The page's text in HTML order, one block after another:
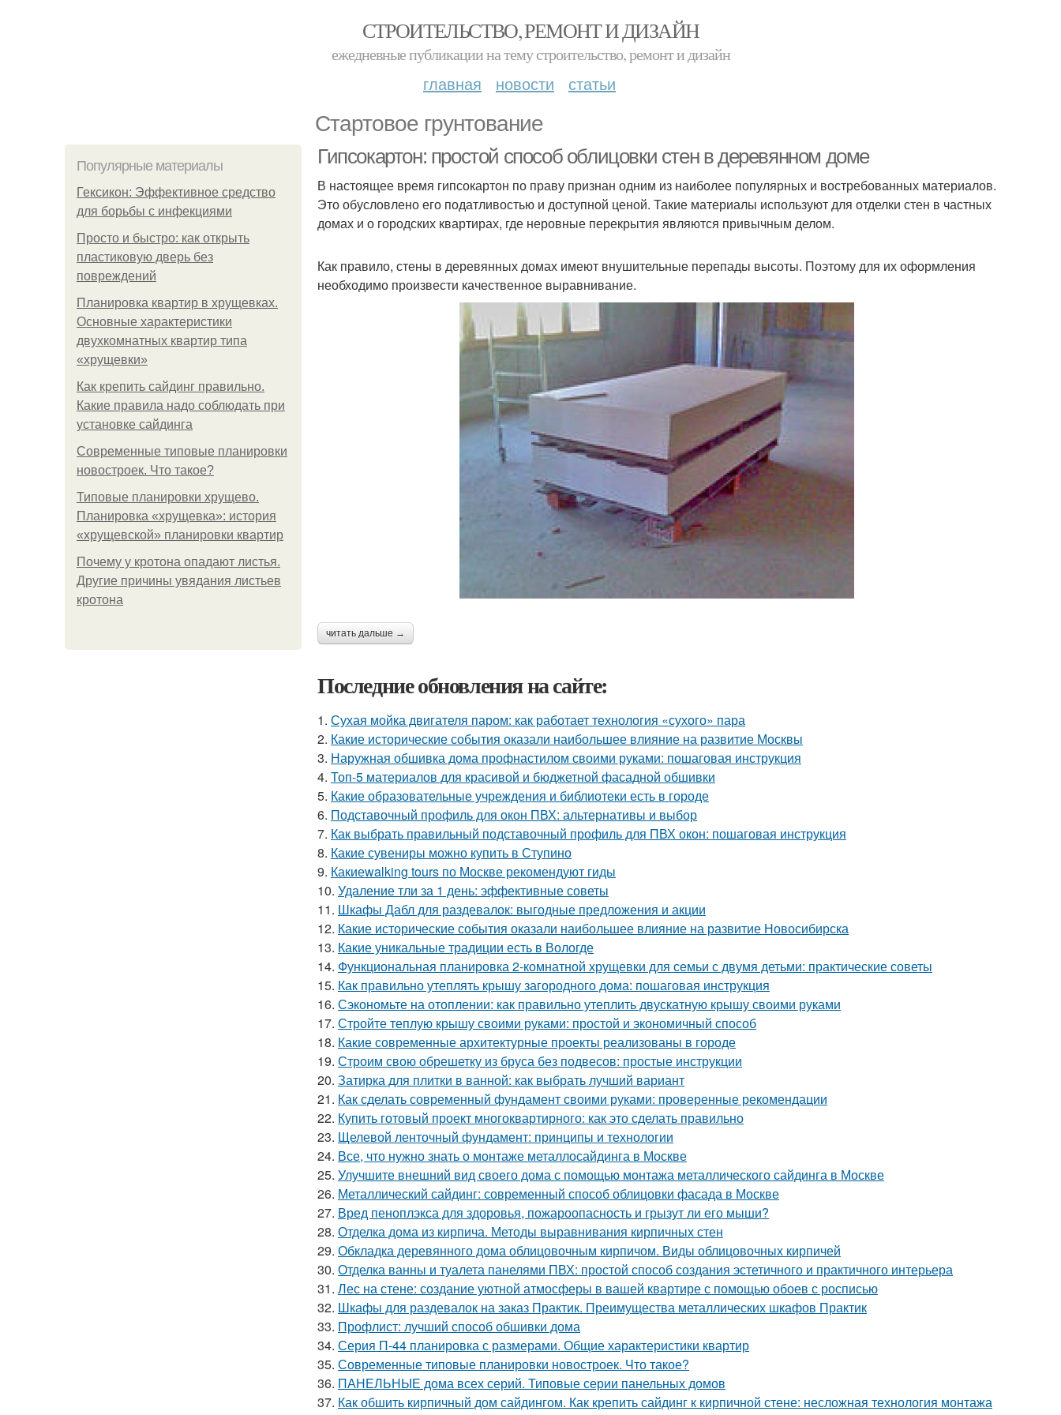
СТРОИТЕЛЬСТВО, РЕМОНТ И ДИЗАЙН
ежедневные публикации на тему строительство, ремонт и дизайн
главная новости статьи
Стартовое грунтование
Популярные материалы
Гексикон: Эффективное средство
для борьбы с инфекциями
Просто и быстро: как открыть
пластиковую дверь без
повреждений
Планировка квартир в хрущевках.
Основные характеристики
двухкомнатных квартир типа
«хрущевки»
Как крепить сайдинг правильно.
Какие правила надо соблюдать при
установке сайдинга
Современные типовые планировки
новостроек. Что такое?
Типовые планировки хрущево.
Планировка «хрущевка»: история
«хрущевской» планировки квартир
Почему у кротона опадают листья.
Другие причины увядания листьев
кротона
Гипсокартон: простой способ облицовки стен в деревянном доме
В настоящее время гипсокартон по праву признан одним из наиболее популярных и востребованных материалов.
Это обусловлено его податливостью и доступной ценой. Такие материалы используют для отделки стен в частных
домах и о городских квартирах, где неровные перекрытия являются привычным делом.
Как правило, стены в деревянных домах имеют внушительные перепады высоты. Поэтому для их оформления
необходимо произвести качественное выравнивание.
читать дальше →
Последние обновления на сайте:
1. Сухая мойка двигателя паром: как работает технология «сухого» пара
2. Какие исторические события оказали наибольшее влияние на развитие Москвы
3. Наружная обшивка дома профнастилом своими руками: пошаговая инструкция
4. Топ-5 материалов для красивой и бюджетной фасадной обшивки
5. Какие образовательные учреждения и библиотеки есть в городе
6. Подставочный профиль для окон ПВХ: альтернативы и выбор
7. Как выбрать правильный подставочный профиль для ПВХ окон: пошаговая инструкция
8. Какие сувениры можно купить в Ступино
9. Какиеwalking tours по Москве рекомендуют гиды
10. Удаление тли за 1 день: эффективные советы
11. Шкафы Дабл для раздевалок: выгодные предложения и акции
12. Какие исторические события оказали наибольшее влияние на развитие Новосибирска
13. Какие уникальные традиции есть в Вологде
14. Функциональная планировка 2-комнатной хрущевки для семьи с двумя детьми: практические советы
15. Как правильно утеплять крышу загородного дома: пошаговая инструкция
16. Сэкономьте на отоплении: как правильно утеплить двускатную крышу своими руками
17. Стройте теплую крышу своими руками: простой и экономичный способ
18. Какие современные архитектурные проекты реализованы в городе
19. Строим свою обрешетку из бруса без подвесов: простые инструкции
20. Затирка для плитки в ванной: как выбрать лучший вариант
21. Как сделать современный фундамент своими руками: проверенные рекомендации
22. Купить готовый проект многоквартирного: как это сделать правильно
23. Щелевой ленточный фундамент: принципы и технологии
24. Все, что нужно знать о монтаже металлосайдинга в Москве
25. Улучшите внешний вид своего дома с помощью монтажа металлического сайдинга в Москве
26. Металлический сайдинг: современный способ облицовки фасада в Москве
27. Вред пеноплэкса для здоровья, пожароопасность и грызут ли его мыши?
28. Отделка дома из кирпича. Методы выравнивания кирпичных стен
29. Обкладка деревянного дома облицовочным кирпичом. Виды облицовочных кирпичей
30. Отделка ванны и туалета панелями ПВХ: простой способ создания эстетичного и практичного интерьера
31. Лес на стене: создание уютной атмосферы в вашей квартире с помощью обоев с росписью
32. Шкафы для раздевалок на заказ Практик. Преимущества металлических шкафов Практик
33. Профлист: лучший способ обшивки дома
34. Серия П-44 планировка с размерами. Общие характеристики квартир
35. Современные типовые планировки новостроек. Что такое?
36. ПАНЕЛЬНЫЕ дома всех серий. Типовые серии панельных домов
37. Как обшить кирпичный дом сайдингом. Как крепить сайдинг к кирпичной стене: несложная технология монтажа